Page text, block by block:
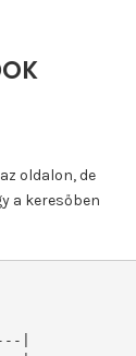
oldalon, de
a keresőben